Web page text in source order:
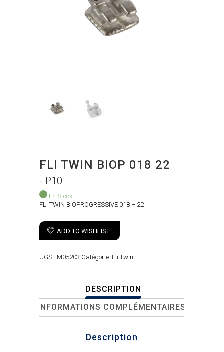
FLI TWIN BIOP 018 22
- P10
En Stock
FLI TWIN BIOPROGRESSIVE 018 – 22
ADD TO WISHLIST
UGS : M05203 Catégorie: Fli Twin
DESCRIPTION
INFORMATIONS COMPLÉMENTAIRES
Description